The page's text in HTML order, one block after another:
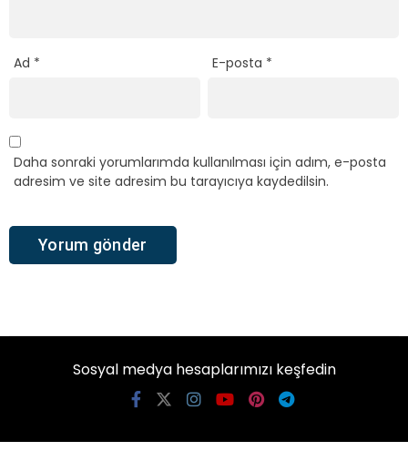
Ad * E-posta *
Daha sonraki yorumlarımda kullanılması için adım, e-posta
adresim ve site adresim bu tarayıcıya kaydedilsin.
Sosyal medya hesaplarımızı keşfedin